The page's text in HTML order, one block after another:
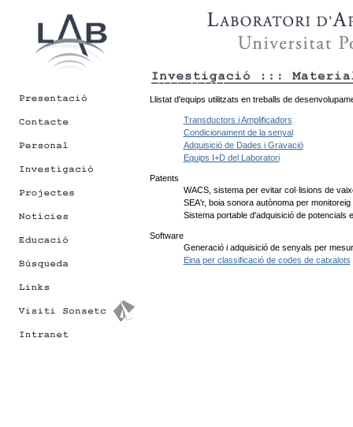
Llistat d'equips utilitzats en treballs de
Transductors i Amplificadors
Condicionament de la senyal
Adquisició de Dades i Gravació
Equips I+D del Laboratori
Patents
WACS, sistema per evitar col·lisions de
SEA'r, boia sonora autònoma per
Sistema portable d'adquisició de potencials
Software
Generació i adquisició de senyals per
Eina per classificació de codes de catxalots